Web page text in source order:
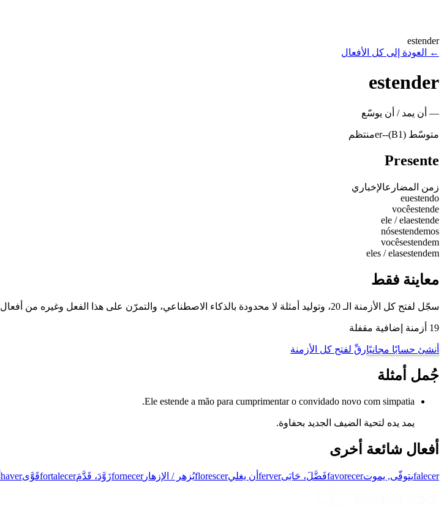
estender
←
العودة إلى كل الأفعال
estender
— أن يمد / أن يوسّع
متوسّط (B1) -
-er منتظم
Presente
زمن المضارعالإخباري
euestendo
vocêestende
ele / elaestende
nósestendemos
vocêsestendem
eles / elasestendem
معاينة فقط
سجّل لفتح كل الأزمنة الـ 20، وتوليد أمثلة لا محدودة بالذكاء الاصطناعي، والتمرّن على هذا الفعل وغيره من أفعال البرتغالية البرازيلية مع وضع تدريب تصريف الأفعال لدينا.
19 أزمنة إضافية مقفلة
أنشئ حسابًا مجانيًارقِّ لفتح كل الأزمنة
جُمل أمثلة
Ele estende a mão para cumprimentar o convidado novo com simpatia.
يمد يده لتحية الضيف الجديد بحفاوة.
أفعال شائعة أخرى
falecerيتوفّى, يموتfavorecerفَضَّلَ، حَابَىferver أن يغليflorescerيُزهر / الإزهارfornecerزَوَّدَ، قَدَّمَfortalecerقَوَّىhaver